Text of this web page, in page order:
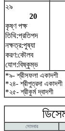
২৯
20
কৃষ্ণ পক্ষ
তিথি:প্রতিপদ
নক্ষত্র:পুষ্যা
করণ:কৌলব
যোগ:বিষ্কুম্ভ
*৯- শ্রীসফলা একাদশী
*২৪- শ্রীপুত্রদা একাদশী
*২৫- শ্রীকুর্ম দ্বাদশী
সোমবার